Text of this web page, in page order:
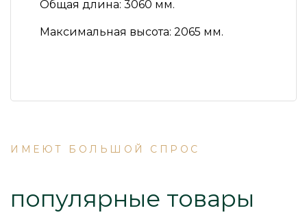
Общая длина: 3060 мм.
Максимальная высота: 2065 мм.
ИМЕЮТ БОЛЬШОЙ СПРОС
популярные товары